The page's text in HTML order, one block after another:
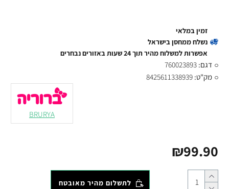
₪99.90
זמין במלאי
נשלח ממחסן בישראל
אפשרות למשלוח מהיר תוך 24 שעות באזורים נבחרים
דגם: 760023893
מק"ט: 8425611338939
BRURYA
לתשלום מהיר מאובטח